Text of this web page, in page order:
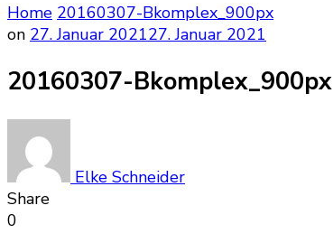
Home 20160307-Bkomplex_900px
on 27. Januar 202127. Januar 2021
20160307-Bkomplex_900px
Elke Schneider
Share
0